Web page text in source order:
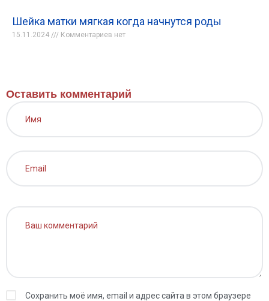
Шейка матки мягкая когда начнутся роды
15.11.2024 Комментариев нет
Оставить комментарий
Сохранить моё имя, email и адрес сайта в этом браузере